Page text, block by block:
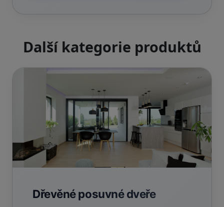
Další kategorie produktů
Dřevěné posuvné dveře